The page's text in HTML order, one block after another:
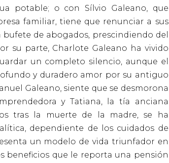
potable; o con Sílvio Galeano, que
familiar, tiene que renunciar a sus
de abogados, prescindiendo del
su parte, Charlote Galeano ha vivido
un completo silencio, aunque el
y duradero amor por su antiguo
Galeano, siente que se desmorona
y Tatiana, la tía anciana
tras la muerte de la madre, se ha
dependiente de los cuidados de
un modelo de vida triunfador en
beneficios que le reporta una pensión